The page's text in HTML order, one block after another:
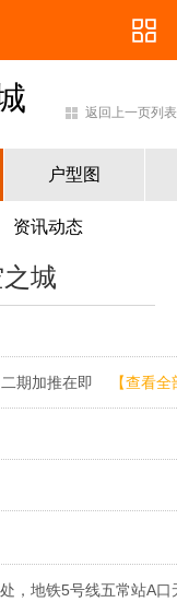
返回上一页列表
户型图
资讯动态
城
期加推在即 【查看
，地铁5号线五常站A